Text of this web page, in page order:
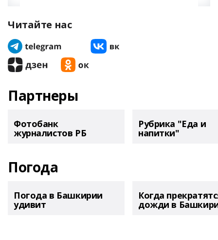
Читайте нас
Партнеры
Фотобанк
журналистов РБ
Рубрика "Еда и
напитки"
Погода
Погода в Башкирии
удивит
Когда
дожди в